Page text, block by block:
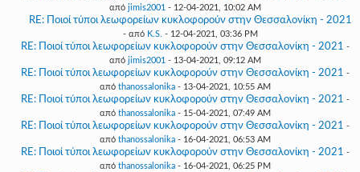
από jimis2001 - 12-04-2021, 10:02 AM
RE: Ποιοί τύποι λεωφορείων κυκλοφορούν στην Θεσσαλονίκη - 2021
- από K.S. - 12-04-2021, 03:36 PM
RE: Ποιοί τύποι λεωφορείων κυκλοφορούν στην Θεσσαλονίκη - 2021 -
από jimis2001 - 13-04-2021, 09:12 AM
RE: Ποιοί τύποι λεωφορείων κυκλοφορούν στην Θεσσαλονίκη - 2021 -
από thanossalonika - 13-04-2021, 10:55 AM
RE: Ποιοί τύποι λεωφορείων κυκλοφορούν στην Θεσσαλονίκη - 2021 -
από thanossalonika - 15-04-2021, 07:49 AM
RE: Ποιοί τύποι λεωφορείων κυκλοφορούν στην Θεσσαλονίκη - 2021 -
από thanossalonika - 16-04-2021, 06:53 AM
RE: Ποιοί τύποι λεωφορείων κυκλοφορούν στην Θεσσαλονίκη - 2021 -
από thanossalonika - 16-04-2021, 06:25 PM